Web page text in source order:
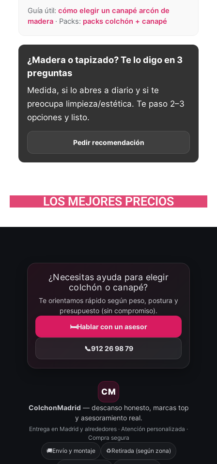
Guía útil: cómo elegir un canapé arcón de
madera · Packs: packs colchón + canapé
¿Madera o tapizado? Te lo digo en 3
preguntas
Medida, si lo abres a diario y si te
preocupa limpieza/estética. Te paso 2–3
opciones y listo.
Pedir recomendación
LOS MEJORES PRECIOS
¿Necesitas ayuda para elegir
colchón o canapé?
Te orientamos rápido según peso, postura y
presupuesto (sin compromiso).
🛏️Hablar con un asesor
📞912 26 98 79
CM
ColchonMadrid — descanso honesto, marcas top
y asesoramiento real.
Entrega en Madrid y alrededores · Atención personalizada ·
Compra segura
🚚Envío y montaje ♻️Retirada (según zona)